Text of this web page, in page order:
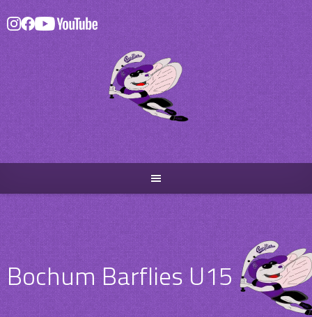
Skip
to
content
Bochum Barflies U15